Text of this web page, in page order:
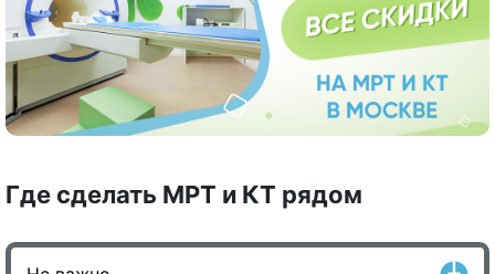
Где сделать МРТ и КТ рядом